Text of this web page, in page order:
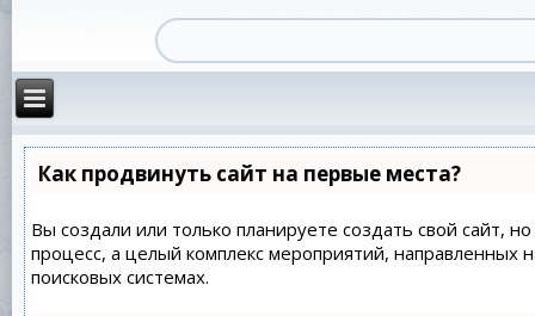
Как продвинуть сайт на первые места?
Вы создали или только планируете создать свой сайт,
процесс, а целый комплекс мероприятий,
поисковых системах.